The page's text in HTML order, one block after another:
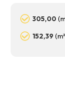
305,00
152,39